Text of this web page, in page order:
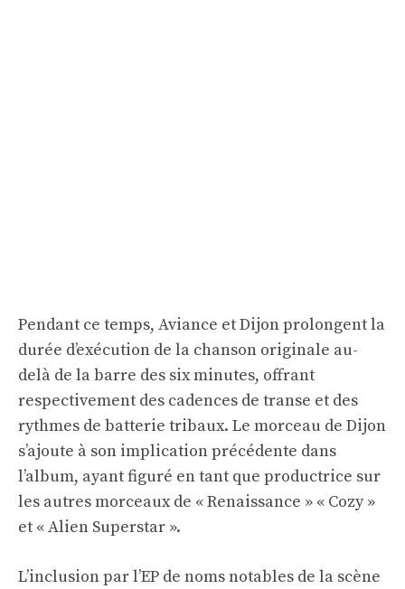
Pendant ce temps, Aviance et Dijon prolongent la
durée d’exécution de la chanson originale au-
delà de la barre des six minutes, offrant
respectivement des cadences de transe et des
rythmes de batterie tribaux. Le morceau de Dijon
s’ajoute à son implication précédente dans
l’album, ayant figuré en tant que productrice sur
les autres morceaux de « Renaissance » « Cozy »
et « Alien Superstar ».
L’inclusion par l’EP de noms notables de la scène